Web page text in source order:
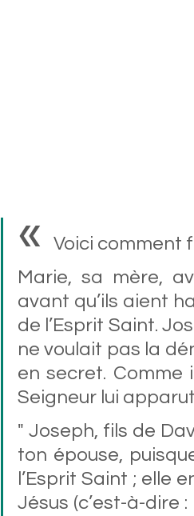
«
Voici comment
Marie, sa mère,
avant qu’ils aient
de l’Esprit Saint.
ne voulait pas la
en secret. Comme
Seigneur lui
" Joseph, fils de
ton épouse,
l’Esprit Saint ; elle
Jésus (c’est-à-dire